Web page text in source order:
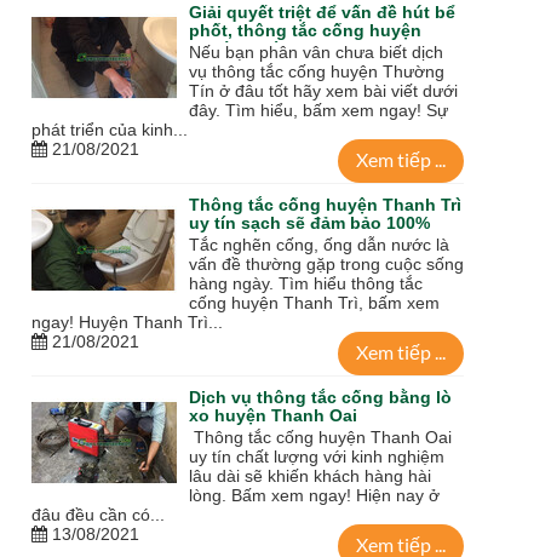
Giải quyết triệt để vấn đề hút bể
phốt, thông tắc cống huyện
Thường Tín
Nếu bạn phân vân chưa biết dịch
vụ thông tắc cống huyện Thường
Tín ở đâu tốt hãy xem bài viết dưới
đây. Tìm hiểu, bấm xem ngay! Sự
phát triển của kinh...
Xem tiếp ...
21/08/2021
Thông tắc cống huyện Thanh Trì
uy tín sạch sẽ đảm bảo 100%
Tắc nghẽn cống, ống dẫn nước là
vấn đề thường gặp trong cuộc sống
hàng ngày. Tìm hiểu thông tắc
cống huyện Thanh Trì, bấm xem
ngay! Huyện Thanh Trì...
Xem tiếp ...
21/08/2021
Dịch vụ thông tắc cống bằng lò
xo huyện Thanh Oai
Thông tắc cống huyện Thanh Oai
uy tín chất lượng với kinh nghiệm
lâu dài sẽ khiến khách hàng hài
lòng. Bấm xem ngay! Hiện nay ở
đâu đều cần có...
Xem tiếp ...
13/08/2021